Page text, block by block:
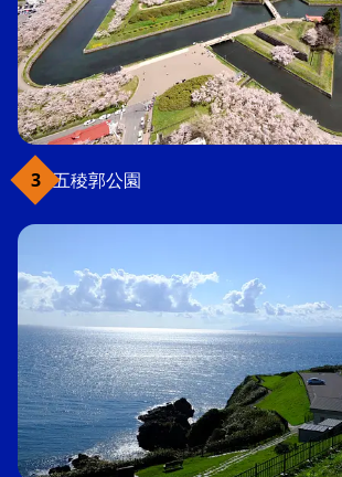
五稜郭公園